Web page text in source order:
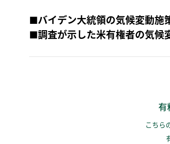
■バイデン大統領の気候変動施
■調査が示した米有権者の気候
有
こちら